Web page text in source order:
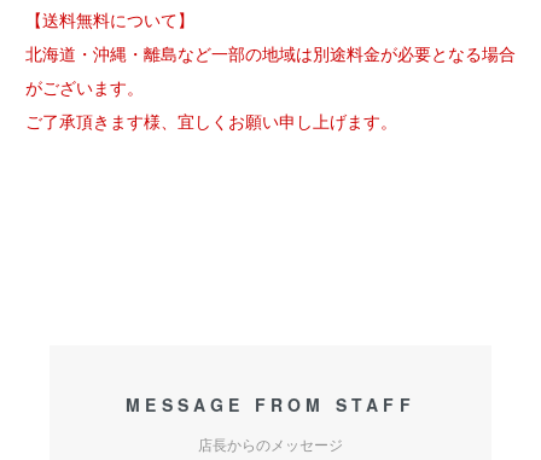
【送料無料について】
北海道・沖縄・離島など一部の地域は別途料金が必要となる場合
がございます。
ご了承頂きます様、宜しくお願い申し上げます。
MESSAGE FROM STAFF
店長からのメッセージ